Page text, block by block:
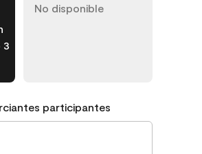
3
No disponible
participantes